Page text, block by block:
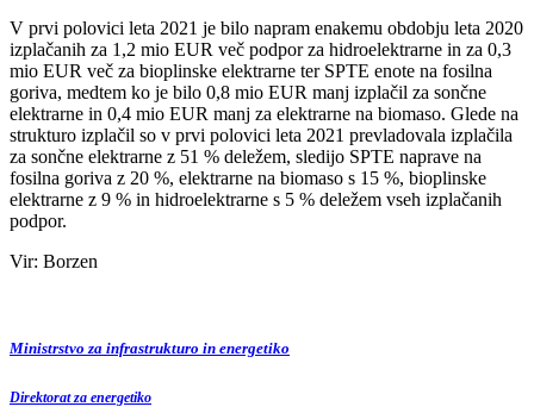
V prvi polovici leta 2021 je bilo napram enakemu obdobju leta 2020
izplačanih za 1,2 mio EUR več podpor za hidroelektrarne in za 0,3
mio EUR več za bioplinske elektrarne ter SPTE enote na fosilna
goriva, medtem ko je bilo 0,8 mio EUR manj izplačil za sončne
elektrarne in 0,4 mio EUR manj za elektrarne na biomaso. Glede na
strukturo izplačil so v prvi polovici leta 2021 prevladovala izplačila
za sončne elektrarne z 51 % deležem, sledijo SPTE naprave na
fosilna goriva z 20 %, elektrarne na biomaso s 15 %, bioplinske
elektrarne z 9 % in hidroelektrarne s 5 % deležem vseh izplačanih
podpor.
Vir: Borzen
Ministrstvo za infrastrukturo in energetiko
Direktorat za energetiko